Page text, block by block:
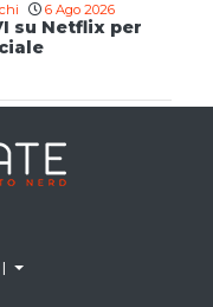
6 Ago 2026
su Netflix per